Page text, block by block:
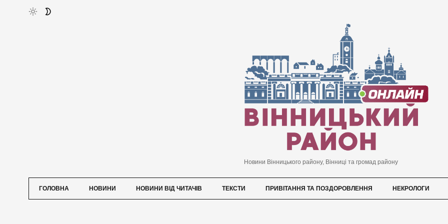
Новини Вінницького району, Вінниці та громад району
ГОЛОВНА НОВИНИ НОВИНИ ВІД ЧИТАЧІВ ТЕКСТИ ПРИВІТАННЯ ТА ПОЗДОРОВЛЕННЯ НЕКРОЛОГИ